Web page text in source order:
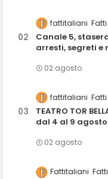
fattitaliani
Canale 5,
arresti, segreti
02 agosto
fattitaliani
TEATRO TOR
dal 4 al 9 agosto
02 agosto
Fattitaliani